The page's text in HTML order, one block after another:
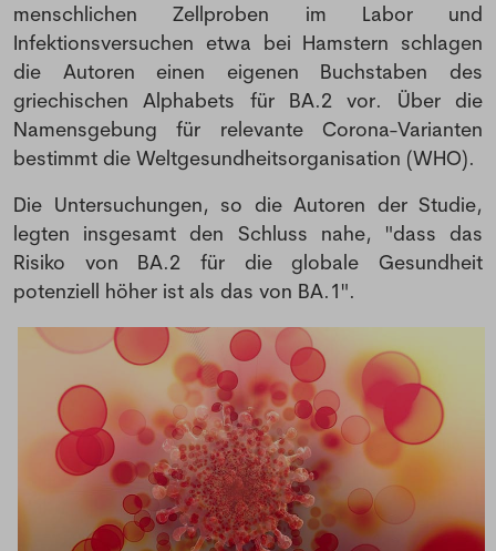
menschlichen Zellproben im Labor und
Infektionsversuchen etwa bei Hamstern schlagen
die Autoren einen eigenen Buchstaben des
griechischen Alphabets für BA.2 vor. Über die
Namensgebung für relevante Corona-Varianten
bestimmt die Weltgesundheitsorganisation (WHO).
Die Untersuchungen, so die Autoren der Studie,
legten insgesamt den Schluss nahe, "dass das
Risiko von BA.2 für die globale Gesundheit
potenziell höher ist als das von BA.1".